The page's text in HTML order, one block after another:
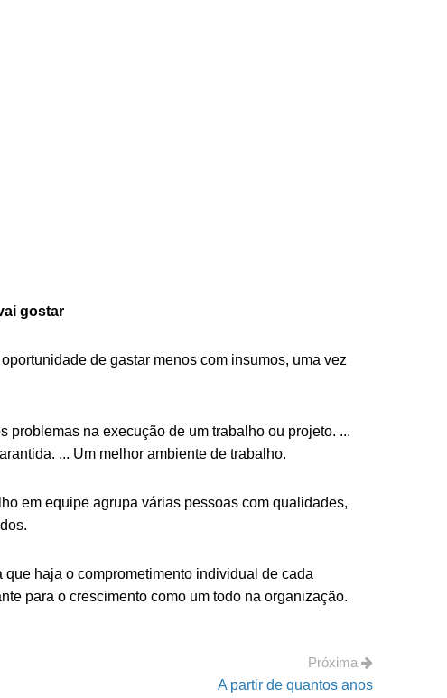
gostar
de gastar menos com insumos, uma vez
na execução de um trabalho ou projeto. ...
... Um melhor ambiente de trabalho.
em equipe agrupa várias pessoas com qualidades,
haja o comprometimento individual de cada
para o crescimento como um todo na organização.
Próxima
A partir de quantos anos